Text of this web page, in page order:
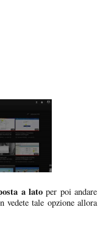
a lato per poi andare
vedete tale opzione allora